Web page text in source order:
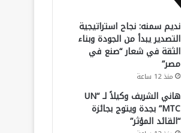
نديم سمنه: نجاح استراتيجية
التصدير يبدأ من الجودة وبناء
الثقة في شعار “صنع في
مصر”
منذ 12 ساعة
هاني الشريف وكيلاً لـ “UN
MTC” بجدة ويتوج بجائزة
“القائد المؤثر”